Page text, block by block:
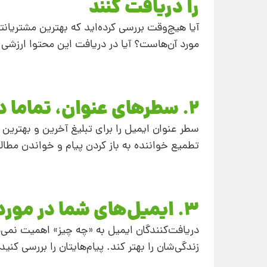
را دریافت کنند
آیا هیچ‌وقت بررسی کرده‌اید که بهترین
مورد آن‌هاست؟ آیا در دریافت این محتوا
2. سطرهای عنوان، تماما در مورد شماست
سطر عنوان ایمیل را برای تبلیغ آخرین و
تطمیع خواننده به باز کردن پیام و خواندن
3. ایمیل‌های شما در مورد بازار هدف نیستند
دریافت‌کنندگان ایمیل به «چه چیز» اهمیت
زندگی‌شان را بهتر کند. پیام‌هایتان را بررسی